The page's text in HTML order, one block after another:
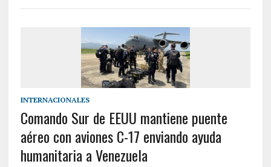
INTERNACIONALES
Comando Sur de EEUU mantiene puente
aéreo con aviones C-17 enviando ayuda
humanitaria a Venezuela